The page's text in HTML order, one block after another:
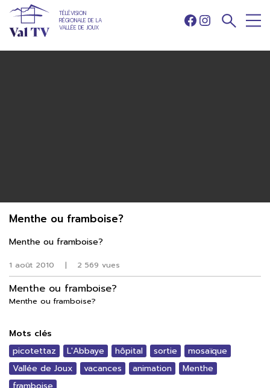
TÉLÉVISION
RÉGIONALE DE LA
VALLÉE DE JOUX
Facebook
Instagram
1 août 2010 | 2 569 vues
Menthe ou framboise?
Menthe ou framboise?
Mots clés
picotettaz L'Abbaye hôpital sortie
mosaïque
Vallée de Joux
vacances animation
Menthe
Menthe ou framboise?
Menthe ou framboise?